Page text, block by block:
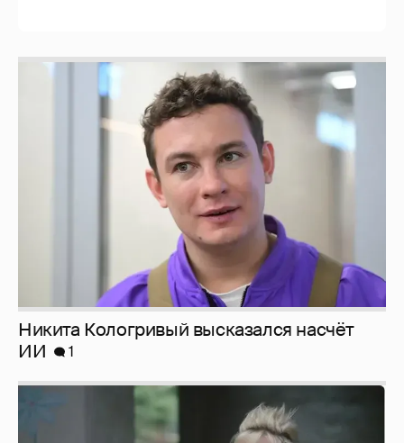
Никита Кологривый высказался насчёт
Певица Глюкоза рассказала о съёмках для